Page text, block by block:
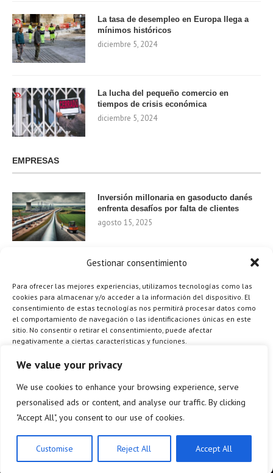
We value your privacy
We use cookies to enhance your browsing experience, serve
personalised ads or content, and analyse our traffic. By clicking
"Accept All", you consent to our use of cookies.
Customise Reject All Accept All
Gestionar consentimiento
Para ofrecer las mejores experiencias, utilizamos tecnologías como las
cookies para almacenar y/o acceder a la información del dispositivo. El
consentimiento de estas tecnologías nos permitirá procesar datos como
el comportamiento de navegación o las identificaciones únicas en este
sitio. No consentir o retirar el consentimiento, puede afectar
negativamente a ciertas características y funciones.
Gestionar los servicios
ACEPTAR
DENEGAR
VER PREFERENCIAS
La tasa de desempleo en Europa llega a
mínimos históricos
diciembre 5, 2024
La lucha del pequeño comercio en
tiempos de crisis económica
diciembre 5, 2024
EMPRESAS
Inversión millonaria en gasoducto danés
enfrenta desafíos por falta de clientes
agosto 15, 2025
de IA para 2024
agosto 9, 2025
¿Cómo el Método de Tres Sillas de Walt
Productividad?
ES